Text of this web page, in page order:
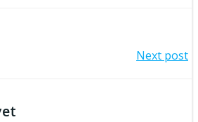
Next post